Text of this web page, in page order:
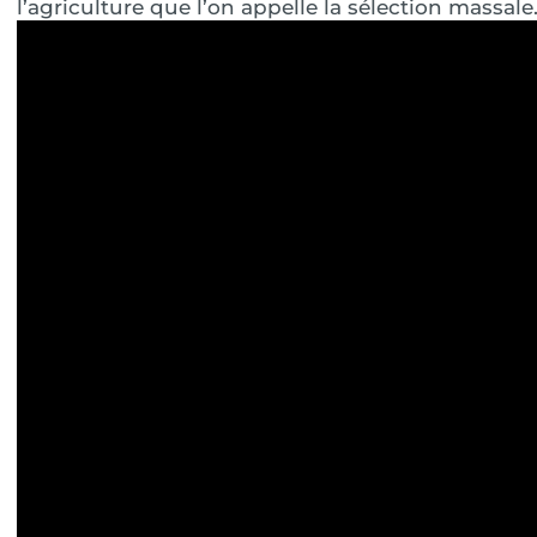
l’agriculture que l’on appelle la sélection massale.